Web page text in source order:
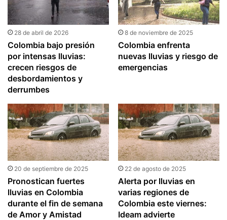
28 de abril de 2026
Colombia bajo presión
por intensas lluvias:
crecen riesgos de
desbordamientos y
derrumbes
8 de noviembre de 2025
Colombia enfrenta
nuevas lluvias y riesgo de
emergencias
20 de septiembre de 2025
Pronostican fuertes
lluvias en Colombia
durante el fin de semana
de Amor y Amistad
22 de agosto de 2025
Alerta por lluvias en
varias regiones de
Colombia este viernes:
Ideam advierte